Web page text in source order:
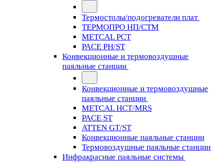
Термостолы/подогреватели плат
ТЕРМОПРО НП/СТМ
METCAL PCT
PACE PH/ST
Конвекционные и термовоздушные
паяльные станции
Конвекционные и термовоздушные
паяльные станции
METCAL HCT/MRS
PACE ST
ATTEN GT/ST
Конвекционные паяльные станции
Термовоздушные паяльные станции
Инфракрасные паяльные системы